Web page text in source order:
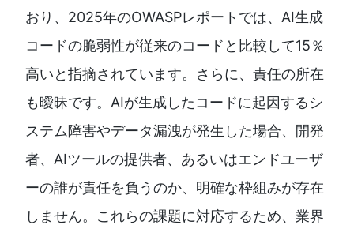
おり、2025年のOWASPレポートでは、AI生成
コードの脆弱性が従来のコードと比較して15％
高いと指摘されています。さらに、責任の所在
も曖昧です。AIが生成したコードに起因するシ
ステム障害やデータ漏洩が発生した場合、開発
者、AIツールの提供者、あるいはエンドユーザ
ーの誰が責任を負うのか、明確な枠組みが存在
しません。これらの課題に対応するため、業界